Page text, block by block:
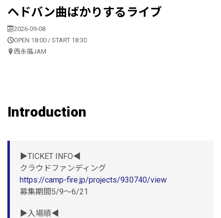
ヘドバン曲ばかりするライブ
2026-09-08
OPEN 18:00 / START 18:30
西永福JAM
Introduction
▶︎TICKET INFO◀︎
クラウドファンディング
https://camp-fire.jp/projects/930740/view
募集期間5/9〜6/21
▶︎入場順◀︎